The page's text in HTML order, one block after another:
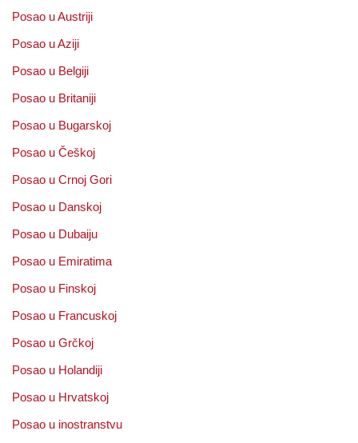
Posao u Austriji
Posao u Aziji
Posao u Belgiji
Posao u Britaniji
Posao u Bugarskoj
Posao u Češkoj
Posao u Crnoj Gori
Posao u Danskoj
Posao u Dubaiju
Posao u Emiratima
Posao u Finskoj
Posao u Francuskoj
Posao u Grčkoj
Posao u Holandiji
Posao u Hrvatskoj
Posao u inostranstvu